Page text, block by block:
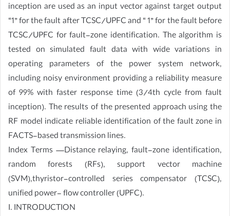
inception are used as an input vector against target output
“1” for the fault after TCSC/UPFC and “ 1” for the fault before
TCSC/UPFC for fault-zone identification. The algorithm is
tested on simulated fault data with wide variations in
operating parameters of the power system network,
including noisy environment providing a reliability measure
of 99% with faster response time (3/4th cycle from fault
inception). The results of the presented approach using the
RF model indicate reliable identification of the fault zone in
FACTS-based transmission lines.
Index Terms —Distance relaying, fault-zone identification,
random forests (RFs), support vector machine
(SVM),thyristor-controlled series compensator (TCSC),
unified power- flow controller (UPFC).
I. INTRODUCTION